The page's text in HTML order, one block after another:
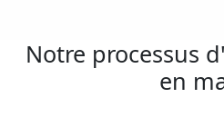
Notre processus
en